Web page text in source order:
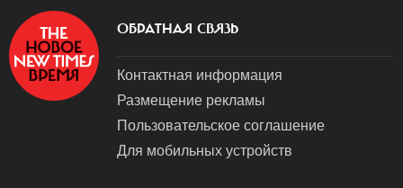
ОБРАТНАЯ СВЯЗЬ
Контактная информация
Размещение рекламы
Пользовательское соглашение
Для мобильных устройств